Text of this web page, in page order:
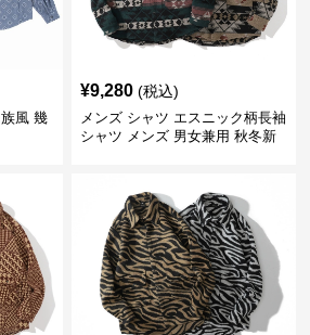
風 幾
¥9,280 (税込)
メンズ シャツ エスニック柄長袖
シャツ メンズ 男女兼用 秋冬新